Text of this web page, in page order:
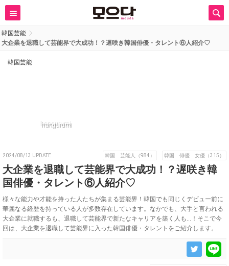
韓国芸能
大企業を退職して芸能界で大成功！？遅咲き韓国俳優・タレント⑥人紹介♡
韓国芸能
hangurumi
2024/08/13 UPDATE 韓国 芸能人（984） 韓国 俳優 女優（315）
大企業を退職して芸能界で大成功！？遅咲き韓
国俳優・タレント⑥人紹介♡
様々な能力や才能を持った人たちが集まる芸能界！韓国でも同じくデビュー前に
華麗なる経歴を持っている人が多数存在しています。なかでも、大手と言われる
大企業に就職するも、退職して芸能界で新たなキャリアを築く人も…！そこで今
回は、大企業を退職して芸能界に入った韓国俳優・タレントをご紹介します。